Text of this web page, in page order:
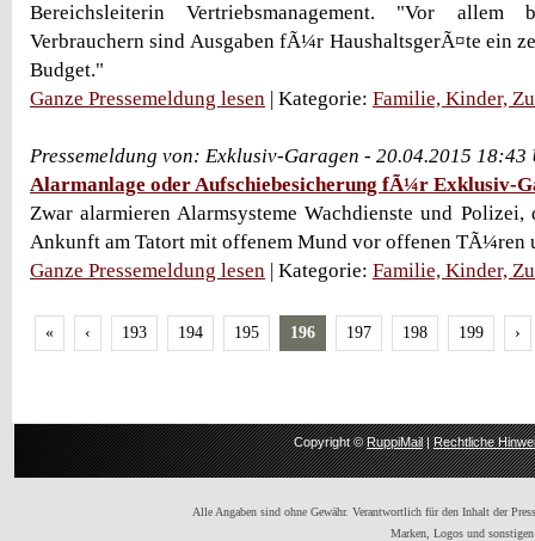
Bereichsleiterin Vertriebsmanagement. "Vor
Verbrauchern sind Ausgaben fÃ¼r HaushaltsgerÃ¤te ein
Budget."
Ganze Pressemeldung lesen | Kategorie: Familie, Kinder,
Pressemeldung von: Exklusiv-Garagen - 20.04.2015 18:43
Alarmanlage oder Aufschiebesicherung fÃ¼r Exklusiv-
Zwar alarmieren Alarmsysteme Wachdienste und Polizei,
Ankunft am Tatort mit offenem Mund vor offenen TÃ¼ren
Ganze Pressemeldung lesen | Kategorie: Familie, Kinder,
« ‹ 193 194 195 196 197 198 199 ›
Copyright ©RuppiMail|Rechtliche
Alle Angaben sind ohne Gewähr. Verantwortlich für den Inhalt der
Marken, Logos und